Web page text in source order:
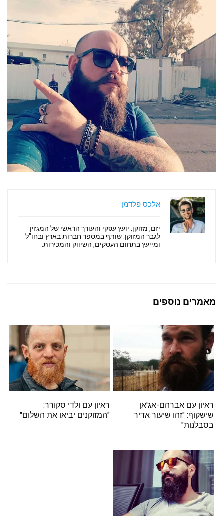
אלכס פלדמן
יזם, מזוקן, יועץ עסקי והעורך הראשי של המגזין
לגבר המזוקן. שותף במספר חברות בארץ ובחו"ל
ומייעץ בתחום העסקים, השיווק והמכירות.
מאמרים נוספים
ראיון עם אברהם-אג'אן
שישקוף: "זהו שיעור אדיר
בסבלנות"
ראיון עם ולדי סקורר:
"המזוקנים יביאו את השלום"